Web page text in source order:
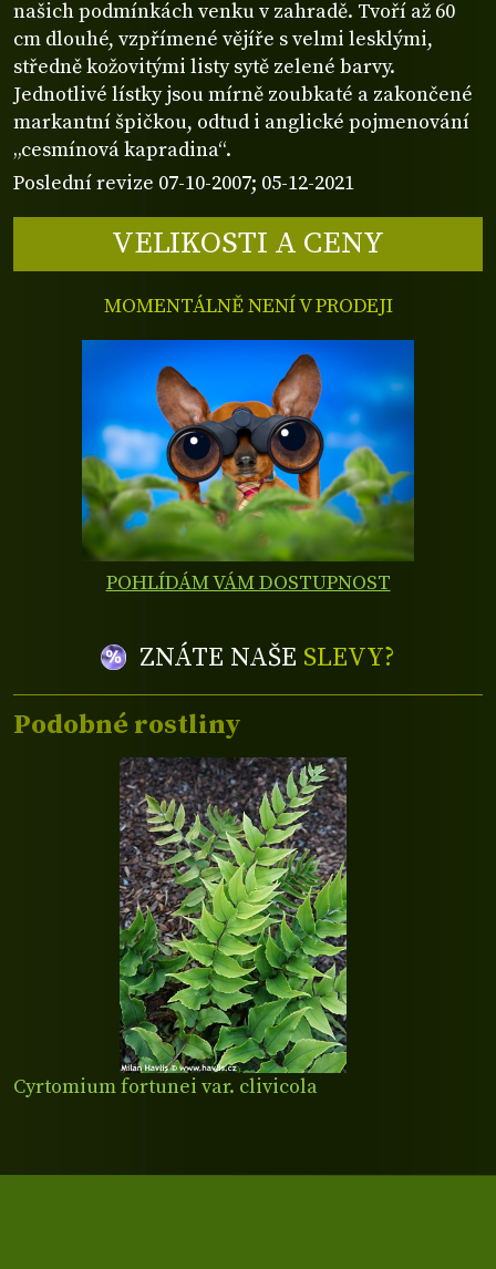
našich podmínkách venku v zahradě. Tvoří až 60
cm dlouhé, vzpřímené vějíře s velmi lesklými,
středně kožovitými listy sytě zelené barvy.
Jednotlivé lístky jsou mírně zoubkaté a zakončené
markantní špičkou, odtud i anglické pojmenování
„cesmínová kapradina“.
Poslední revize 07-10-2007; 05-12-2021
VELIKOSTI A CENY
MOMENTÁLNĚ NENÍ V PRODEJI
POHLÍDÁM VÁM DOSTUPNOST
ZNÁTE NAŠE SLEVY?
Podobné rostliny
Cyrtomium fortunei var. clivicola